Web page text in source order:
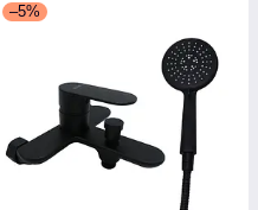
–5%